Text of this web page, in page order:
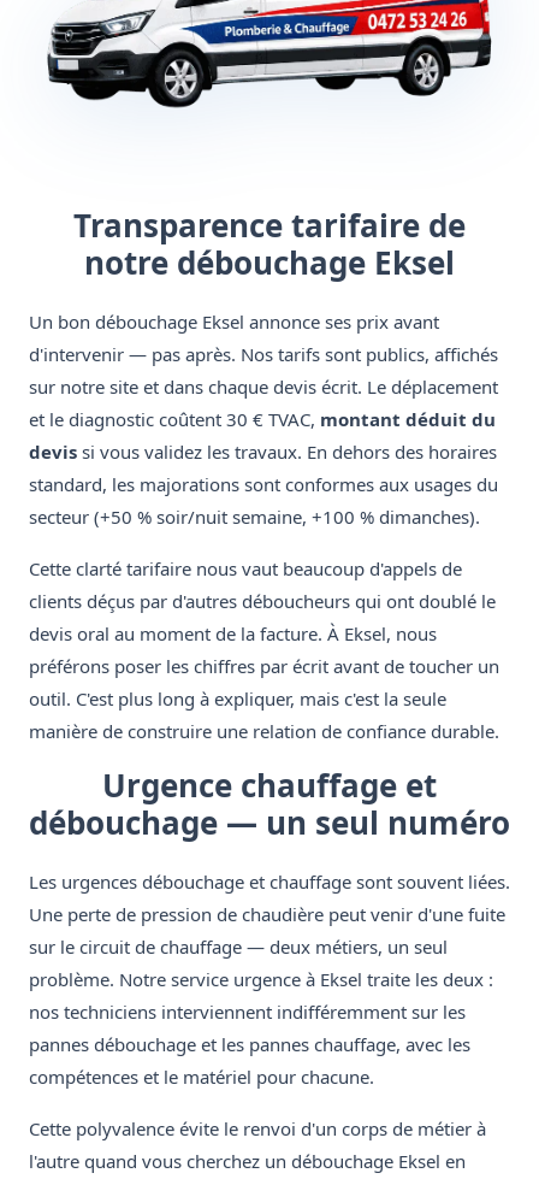
Transparence tarifaire de
notre débouchage Eksel
Un bon débouchage Eksel annonce ses prix avant
d'intervenir — pas après. Nos tarifs sont publics, affichés
sur notre site et dans chaque devis écrit. Le déplacement
et le diagnostic coûtent 30 € TVAC, montant déduit du
devis si vous validez les travaux. En dehors des horaires
standard, les majorations sont conformes aux usages du
secteur (+50 % soir/nuit semaine, +100 % dimanches).
Cette clarté tarifaire nous vaut beaucoup d'appels de
clients déçus par d'autres déboucheurs qui ont doublé le
devis oral au moment de la facture. À Eksel, nous
préférons poser les chiffres par écrit avant de toucher un
outil. C'est plus long à expliquer, mais c'est la seule
manière de construire une relation de confiance durable.
Urgence chauffage et
débouchage — un seul numéro
Les urgences débouchage et chauffage sont souvent liées.
Une perte de pression de chaudière peut venir d'une fuite
sur le circuit de chauffage — deux métiers, un seul
problème. Notre service urgence à Eksel traite les deux :
nos techniciens interviennent indifféremment sur les
pannes débouchage et les pannes chauffage, avec les
compétences et le matériel pour chacune.
Cette polyvalence évite le renvoi d'un corps de métier à
l'autre quand vous cherchez un débouchage Eksel en